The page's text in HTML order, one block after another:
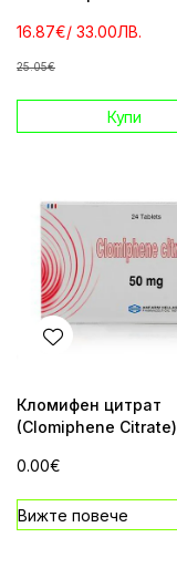
16.87€/ 33.00ЛВ.
25.05€
Купи
Кломифен цитрат
(Clomiphene Citrate)
Вижте повече
0.00€